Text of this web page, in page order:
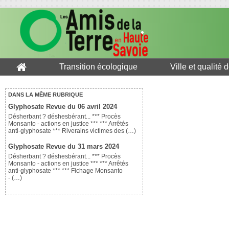
Transition écologique Ville et qualité
DANS LA MÊME RUBRIQUE
Glyphosate Revue du 06 avril 2024
Désherbant ? déshesbérant... *** Procès
Monsanto - actions en justice *** *** Arrêtés
anti-glyphosate *** Riverains victimes des (…)
Glyphosate Revue du 31 mars 2024
Désherbant ? déshesbérant... *** Procès
Monsanto - actions en justice *** *** Arrêtés
anti-glyphosate *** *** Fichage Monsanto
- (…)